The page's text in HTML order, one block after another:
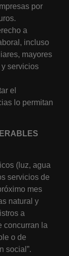
por
a
incluso
mayores
servicios
el
lo permitan
(luz, agua
servicios de
mes
natural y
a
concurran la
o de
social”.